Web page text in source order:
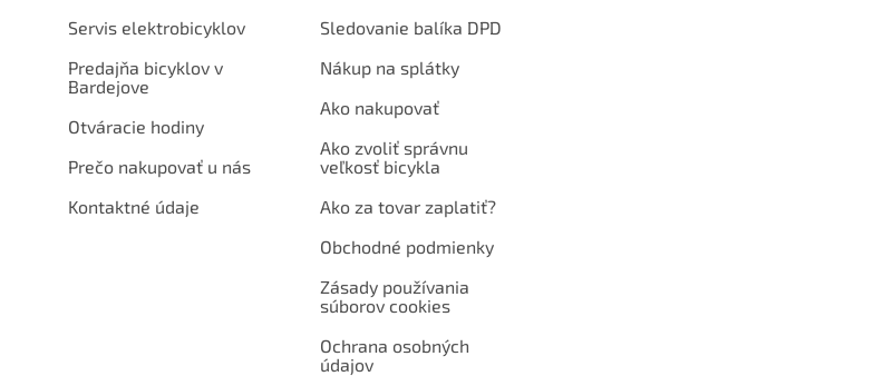
Servis elektrobicyklov
Predajňa bicyklov v
Bardejove
Otváracie hodiny
Prečo nakupovať u nás
Kontaktné údaje
Sledovanie balíka DPD
Nákup na splátky
Ako nakupovať
Ako zvoliť správnu
veľkosť bicykla
Ako za tovar zaplatiť?
Obchodné podmienky
Zásady používania
súborov cookies
Ochrana osobných
údajov